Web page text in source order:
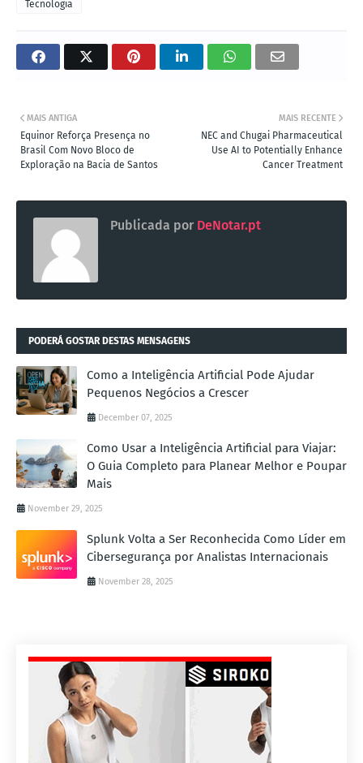
Tecnologia
MAIS RECENTE
NEC and Chugai Pharmaceutical
Use AI to Potentially Enhance
Cancer Treatment
MAIS ANTIGA
Equinor Reforça Presença no
Brasil Com Novo Bloco de
Exploração na Bacia de Santos
Publicada por DeNotar.pt
PODERÁ GOSTAR DESTAS MENSAGENS
Como a Inteligência Artificial Pode Ajudar
Pequenos Negócios a Crescer
December 07, 2025
Como Usar a Inteligência Artificial para Viajar:
O Guia Completo para Planear Melhor e Poupar
Mais
November 29, 2025
Splunk Volta a Ser Reconhecida Como Líder em
Cibersegurança por Analistas Internacionais
November 28, 2025